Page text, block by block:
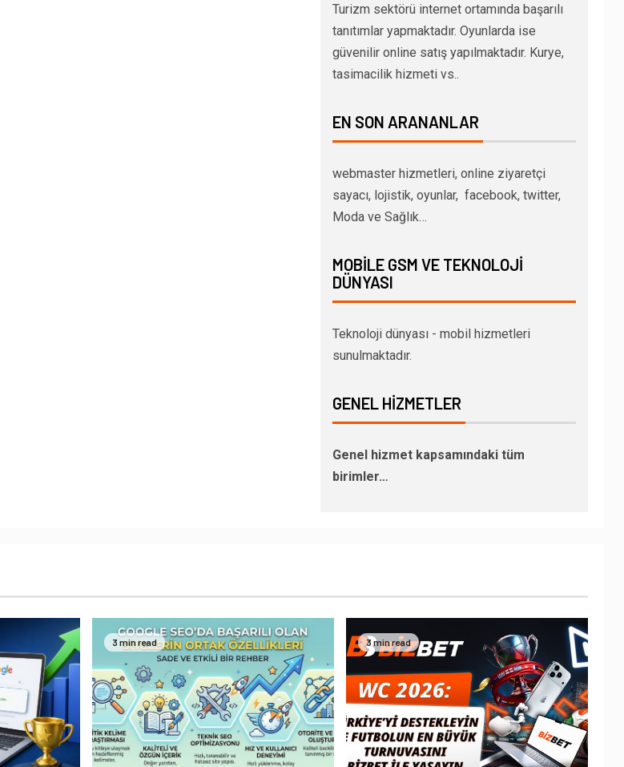
Turizm sektörü internet ortamında başarılı
tanıtımlar yapmaktadır. Oyunlarda ise
güvenilir online satış yapılmaktadır. Kurye,
tasimacilik hizmeti vs..
EN SON ARANANLAR
webmaster hizmetleri, online ziyaretçi
sayacı, lojistik, oyunlar, facebook, twitter,
Moda ve Sağlık…
MOBILE GSM VE TEKNOLOJI
DÜNYASI
Teknoloji dünyası - mobil hizmetleri
sunulmaktadır.
GENEL HIZMETLER
Genel hizmet kapsamındaki tüm
birimler…
3 min read 3 min read